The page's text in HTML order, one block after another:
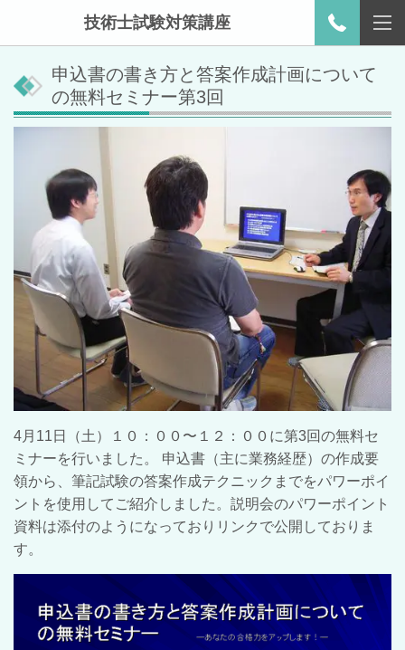
技術士試験対策講座
申込書の書き方と答案作成計画について
の無料セミナー第3回
4月11日（土）１０：００〜１２：００に第3回の無料セ
ミナーを行いました。 申込書（主に業務経歴）の作成要
領から、筆記試験の答案作成テクニックまでをパワーポイ
ントを使用してご紹介しました。説明会のパワーポイント
資料は添付のようになっておりリンクで公開しておりま
す。